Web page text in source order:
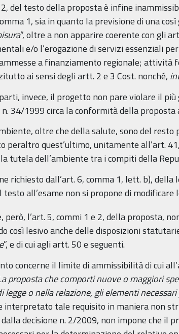
2, del testo della proposta è infine
1, sia in quanto la previsione di una
”, oltre a non apparire coerente con gli
e/o l’erogazione di servizi essenziali
a finanziamento regionale; attività
ai sensi degli artt. 2 e 3 Cost. nonché,
invece, il progetto non pare violare il
34/1999 circa la conformità della
oltre che della salute, sono del
peraltro quest’ultimo, unitamente all’art.
tutela dell’ambiente tra i compiti della
richiesto dall’art. 6, comma 1, lett. b),
all’esame non si propone di
però, l’art. 5, commi 1 e 2, della proposta,
così lesivo anche delle disposizioni
”, e di cui agli artt. 50 e seguenti.
concerne il limite di ammissibilità di cui
proposta che comporti nuove o maggiori
legge o nella relazione, gli elementi
interpretato tale requisito in maniera non
decisione n. 2/2009, non impone che il